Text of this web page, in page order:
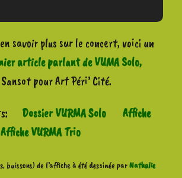
savoir plus sur le concert, voici un
article parlant de VUMA Solo,
pour Art Péri’ Cité.
Dossier VURMA Solo
Affiche
Affiche VURMA Trio
buissons) de l’affiche à été dessinée parNathalie